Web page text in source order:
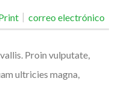
correo electrónico
Proin vulputate,
ultricies magna,